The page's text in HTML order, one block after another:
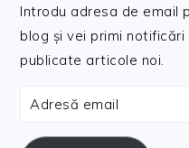
Introdu adresa de email
blog și vei primi
publicate articole noi.
Adresă